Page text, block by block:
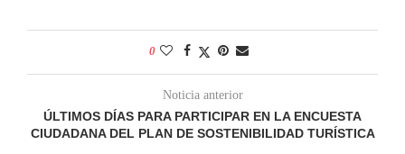
0
Noticia anterior
ÚLTIMOS DÍAS PARA PARTICIPAR EN LA ENCUESTA
CIUDADANA DEL PLAN DE SOSTENIBILIDAD TURÍSTICA